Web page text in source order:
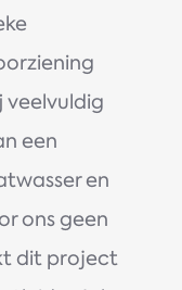
veelvuldig
een
en
ons geen
dit project